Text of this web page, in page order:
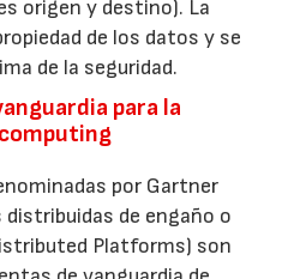
origen y destino). La
de los datos y se
de la seguridad.
para la
por Gartner
de engaño o
Platforms) son